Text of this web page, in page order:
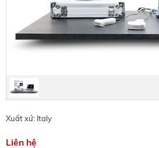
Xuất xứ: Italy
Liên hệ